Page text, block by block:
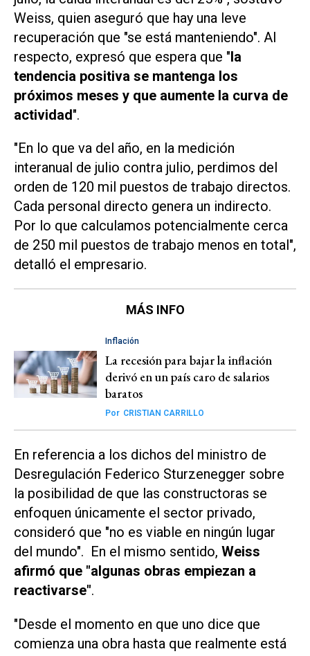
Weiss, quien aseguró que hay una leve
recuperación que "se está manteniendo". Al
respecto, expresó que espera que "la
tendencia positiva se mantenga los
próximos meses y que aumente la curva de
actividad".
"En lo que va del año, en la medición
interanual de julio contra julio, perdimos del
orden de 120 mil puestos de trabajo directos.
Cada personal directo genera un indirecto.
Por lo que calculamos potencialmente cerca
de 250 mil puestos de trabajo menos en total",
detalló el empresario.
MÁS INFO
Inflación
La recesión para bajar la inflación
derivó en un país caro de salarios
baratos
Por CRISTIAN CARRILLO
En referencia a los dichos del ministro de
Desregulación Federico Sturzenegger sobre
la posibilidad de que las constructoras se
enfoquen únicamente el sector privado,
consideró que "no es viable en ningún lugar
del mundo". En el mismo sentido, Weiss
afirmó que "algunas obras empiezan a
reactivarse".
"Desde el momento en que uno dice que
comienza una obra hasta que realmente está